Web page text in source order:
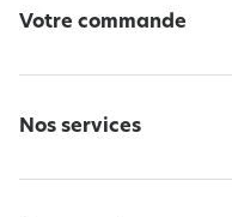
Votre commande
Nos services